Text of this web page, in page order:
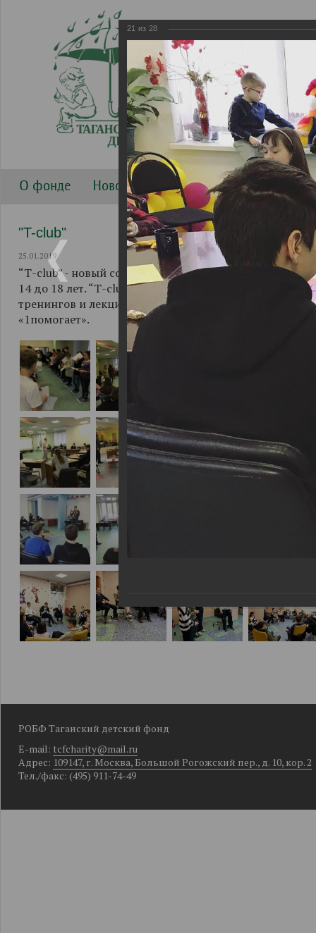
О фонде Новости Направления работы
"T-club"
25.01.2019
“Т-club” - новый совместный проект Таганского
14 до 18 лет. “Т-club” начал свою работу 1 декабря
тренингов и лекций, при активном участии ФГБОУ
«1помогает».
РОБФ Таганский детский фонд
E-mail: tcfcharity@mail.ru
Адрес: 109147, г. Москва, Большой Рогожский пер., д. 10, кор. 2
Тел./факс: (495) 911-74-49
21 из 28